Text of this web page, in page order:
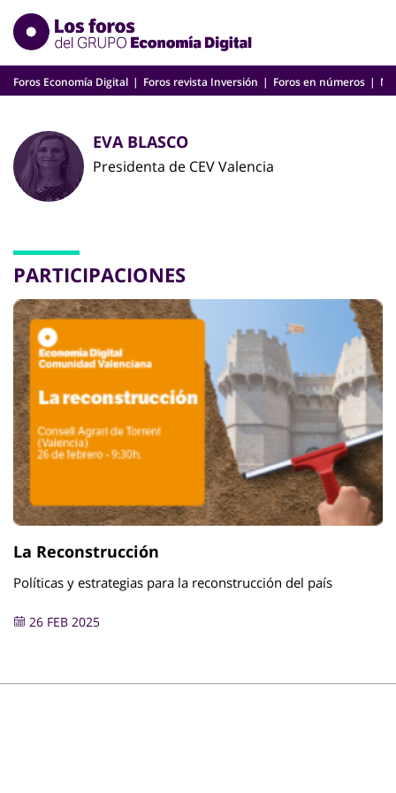
Skip
content
Foros Economía Digital Foros revista Inversión Foros en números
EVA BLASCO
Presidenta de CEV Valencia
PARTICIPACIONES
La Reconstrucción
Políticas y estrategias para la reconstrucción del país
26 FEB 2025